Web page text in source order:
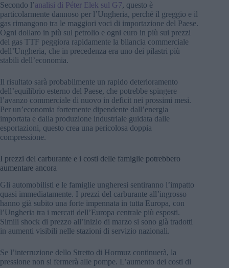
Secondo l’analisi di Péter Elek sul G7, questo è
particolarmente dannoso per l’Ungheria, perché il greggio e il
gas rimangono tra le maggiori voci di importazione del Paese.
Ogni dollaro in più sul petrolio e ogni euro in più sui prezzi
del gas TTF peggiora rapidamente la bilancia commerciale
dell’Ungheria, che in precedenza era uno dei pilastri più
stabili dell’economia.
Il risultato sarà probabilmente un rapido deterioramento
dell’equilibrio esterno del Paese, che potrebbe spingere
l’avanzo commerciale di nuovo in deficit nei prossimi mesi.
Per un’economia fortemente dipendente dall’energia
importata e dalla produzione industriale guidata dalle
esportazioni, questo crea una pericolosa doppia
compressione.
I prezzi del carburante e i costi delle famiglie potrebbero
aumentare ancora
Gli automobilisti e le famiglie ungheresi sentiranno l’impatto
quasi immediatamente. I prezzi del carburante all’ingrosso
hanno già subito una forte impennata in tutta Europa, con
l’Ungheria tra i mercati dell’Europa centrale più esposti.
Simili shock di prezzo all’inizio di marzo si sono già tradotti
in aumenti visibili nelle stazioni di servizio nazionali.
Se l’interruzione dello Stretto di Hormuz continuerà, la
pressione non si fermerà alle pompe. L’aumento dei costi di